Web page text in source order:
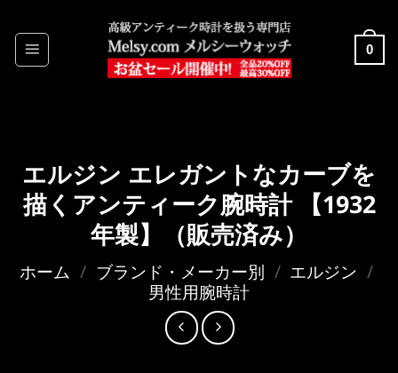
to
content
0
エルジン エレガントなカーブを
描くアンティーク腕時計 【1932
年製】（販売済み）
ホーム / ブランド・メーカー別 / エルジン /
男性用腕時計